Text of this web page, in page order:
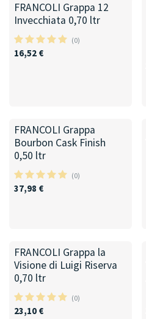
FRANCOLI Grappa 12
Invecchiata 0,70 ltr
(0)
16,52 €
FRANCOLI Grappa
Bourbon Cask Finish
0,50 ltr
(0)
37,98 €
FRANCOLI Grappa la
Visione di Luigi Riserva
0,70 ltr
(0)
23,10 €